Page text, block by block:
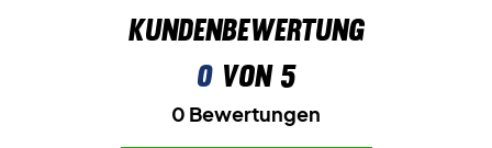
Kundenbewertung
0von 5
0 Bewertungen